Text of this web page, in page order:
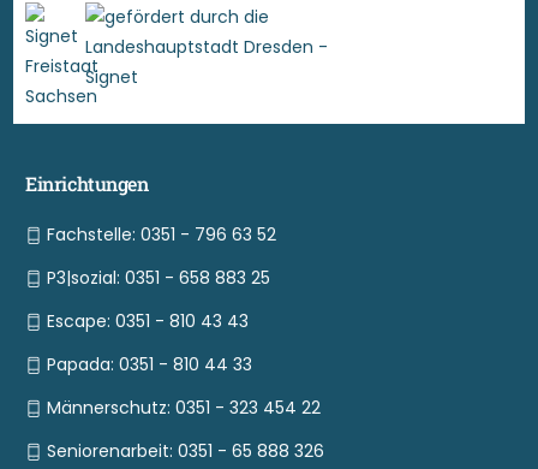
Einrichtungen
Fachstelle: 0351 - 796 63 52
P3|sozial: 0351 - 658 883 25
Escape: 0351 - 810 43 43
Papada: 0351 - 810 44 33
Männerschutz: 0351 - 323 454 22
Seniorenarbeit: 0351 - 65 888 326